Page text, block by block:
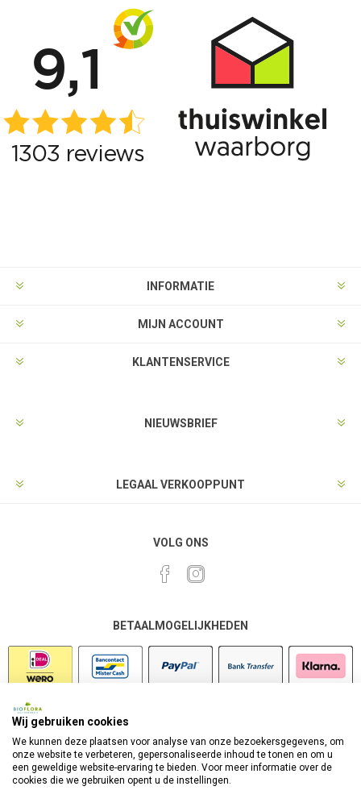
INFORMATIE
MIJN ACCOUNT
KLANTENSERVICE
NIEUWSBRIEF
LEGAAL VERKOOPPUNT
VOLG ONS
BETAALMOGELIJKHEDEN
Wij gebruiken cookies
We kunnen deze plaatsen voor analyse van onze bezoekersgegevens, om
onze website te verbeteren, gepersonaliseerde inhoud te tonen en om u
een geweldige website-ervaring te bieden. Voor meer informatie over de
cookies die we gebruiken opent u de instellingen.